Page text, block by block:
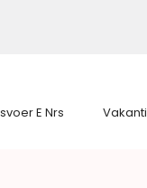
E Nrs